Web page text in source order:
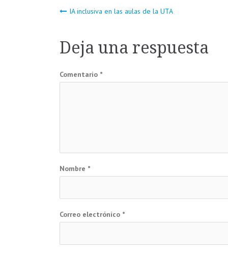
Navegación
de
entradas
IA inclusiva en las aulas de la UTA
Deja una respuesta
Comentario *
Nombre *
Correo electrónico *